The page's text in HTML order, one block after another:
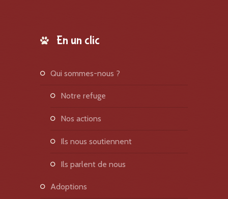
En un clic
qui sommes-nous ?
notre refuge
nos actions
ils nous soutiennent
ils parlent de nous
adoptions